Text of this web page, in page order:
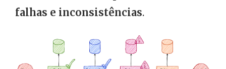
falhas e inconsistências.